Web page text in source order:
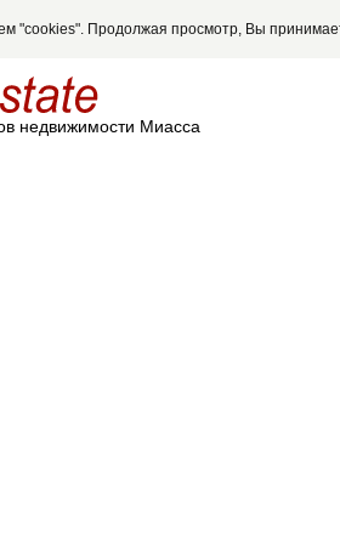
"cookies". Продолжая просмотр, Вы
недвижимости Миасса